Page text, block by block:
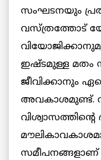
സംഘടനയും
വസ്ത്രത്തോട്
ഇഷ്ടമുള്ള മതം
ജീവിക്കാനും
അവകാശമുണ്ട്.
സമീപനങ്ങളാണ്